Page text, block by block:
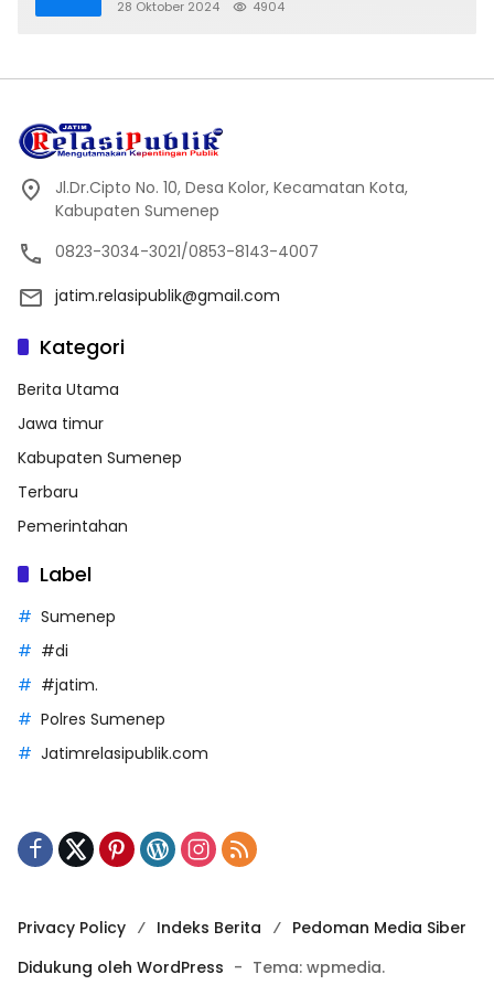
28 Oktober 2024 4904
Jl.Dr.Cipto No. 10, Desa Kolor, Kecamatan Kota,
Kabupaten Sumenep
0823-3034-3021/0853-8143-4007
jatim.relasipublik@gmail.com
Kategori
Berita Utama
Jawa timur
Kabupaten Sumenep
Terbaru
Pemerintahan
Label
Sumenep
#di
#jatim.
Polres Sumenep
Jatimrelasipublik.com
Privacy Policy Indeks Berita
Pedoman Media Siber
Didukung oleh WordPress - Tema: wpmedia.